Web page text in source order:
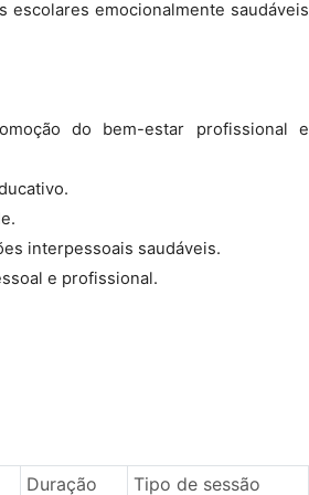
emocionalmente saudáveis
do bem-estar profissional e
interpessoais saudáveis.
e profissional.
Duração Tipo de sessão